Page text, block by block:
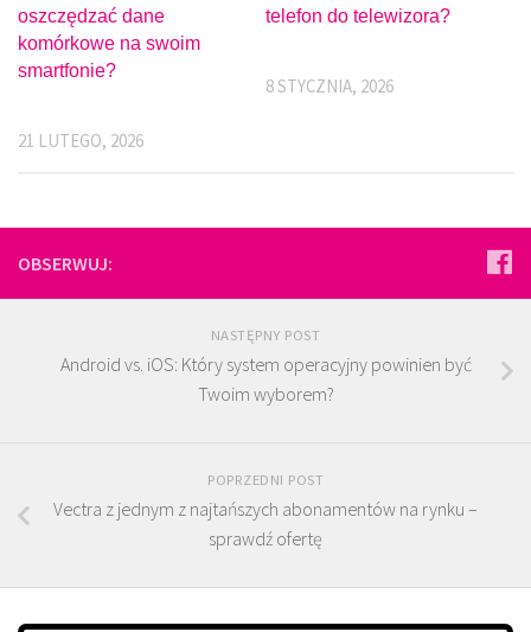
oszczędzać dane
komórkowe na swoim
smartfonie?
21 LUTEGO, 2026
telefon do telewizora?
8 STYCZNIA, 2026
OBSERWUJ:
NASTĘPNY POST
Android vs. iOS: Który system operacyjny powinien być
Twoim wyborem?
POPRZEDNI POST
Vectra z jednym z najtańszych abonamentów na rynku –
sprawdź ofertę